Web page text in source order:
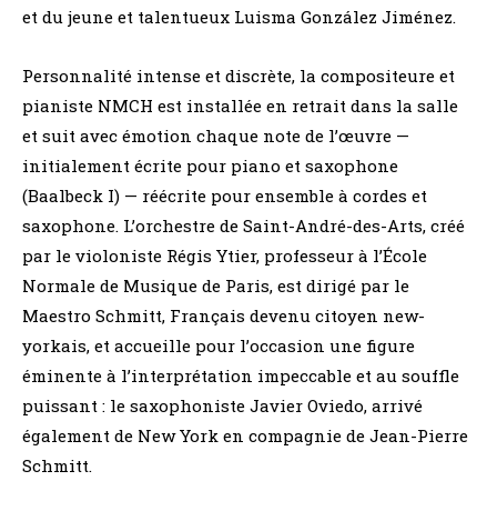
et du jeune et talentueux Luisma González Jiménez.
Personnalité intense et discrète, la compositeure et
pianiste NMCH est installée en retrait dans la salle
et suit avec émotion chaque note de l’œuvre —
initialement écrite pour piano et saxophone
(Baalbeck I) — réécrite pour ensemble à cordes et
saxophone. L’orchestre de Saint-André-des-Arts, créé
par le violoniste Régis Ytier, professeur à l’École
Normale de Musique de Paris, est dirigé par le
Maestro Schmitt, Français devenu citoyen new-
yorkais, et accueille pour l’occasion une figure
éminente à l’interprétation impeccable et au souffle
puissant : le saxophoniste Javier Oviedo, arrivé
également de New York en compagnie de Jean-Pierre
Schmitt.